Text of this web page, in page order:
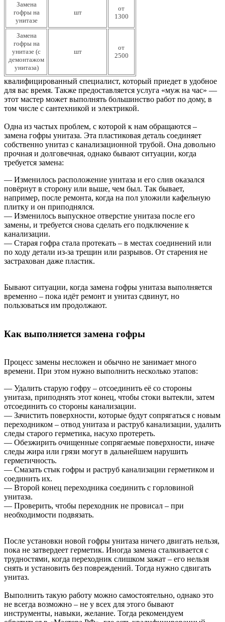
Замена
гофры на
унитазе
шт
от
1300
Замена
гофры на
унитазе (с
демонтажом
унитаза)
шт
от
2500
квалифицированный специалист, который приедет в удобное
для вас время. Также предоставляется услуга «муж на час» —
этот мастер может выполнять большинство работ по дому, в
том числе с сантехникой и электрикой.
Одна из частых проблем, с которой к нам обращаются –
замена гофры унитаза. Эта пластиковая деталь соединяет
собственно унитаз с канализационной трубой. Она довольно
прочная и долговечная, однако бывают ситуации, когда
требуется замена:
— Изменилось расположение унитаза и его слив оказался
повёрнут в сторону или выше, чем был. Так бывает,
например, после ремонта, когда на пол уложили кафельную
плитку и он приподнялся.
— Изменилось выпускное отверстие унитаза после его
замены, и требуется снова сделать его подключение к
канализации.
— Старая гофра стала протекать – в местах соединений или
по ходу детали из-за трещин или разрывов. От старения не
застрахован даже пластик.
Бывают ситуации, когда замена гофры унитаза выполняется
временно – пока идёт ремонт и унитаз сдвинут, но
пользоваться им продолжают.
Как выполняется замена гофры
Процесс замены несложен и обычно не занимает много
времени. При этом нужно выполнить несколько этапов:
— Удалить старую гофру – отсоединить её со стороны
унитаза, приподнять этот конец, чтобы стоки вытекли, затем
отсоединить со стороны канализации.
— Зачистить поверхности, которые будут сопрягаться с новым
переходником – отвод унитаза и раструб канализации, удалить
следы старого герметика, насухо протереть.
— Обезжирить очищенные сопрягаемые поверхности, иначе
следы жира или грязи могут в дальнейшем нарушить
герметичность.
— Смазать стык гофры и раструб канализации герметиком и
соединить их.
— Второй конец переходника соединить с горловиной
унитаза.
— Проверить, чтобы переходник не провисал – при
необходимости подвязать.
После установки новой гофры унитаза ничего двигать нельзя,
пока не затвердеет герметик. Иногда замена сталкивается с
трудностями, когда переходник слишком зажат – его нельзя
снять и установить без повреждений. Тогда нужно сдвигать
унитаз.
Выполнить такую работу можно самостоятельно, однако это
не всегда возможно – не у всех для этого бывают
инструменты, навыки, желание. Тогда рекомендуем